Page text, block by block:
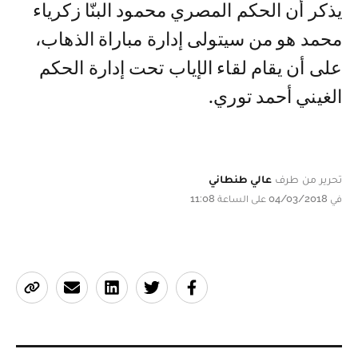
يذكر أن الحكم المصري محمود البنّا زكرياء
محمد هو من سيتولى إدارة مباراة الذهاب،
على أن يقام لقاء الإياب تحت إدارة الحكم
الغيني أحمد توري.
تحرير من طرف عالي طنطاني
في 04/03/2018 على الساعة 11:08